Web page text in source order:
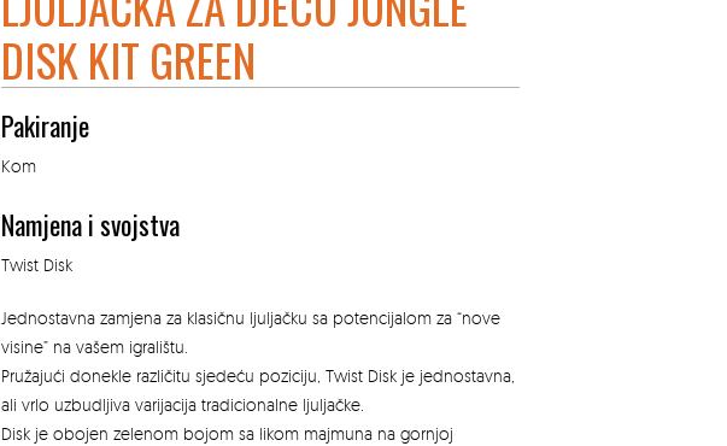
DISK KIT GREEN
Pakiranje
Kom
Namjena i svojstva
Twist Disk
Jednostavna zamjena za klasičnu ljuljačku sa potencijalom za “nove
visine” na vašem igralištu.
Pružajući donekle različitu sjedeću poziciju, Twist Disk je jednostavna,
ali vrlo uzbudljiva varijacija tradicionalne ljuljačke.
Disk je obojen zelenom bojom sa likom majmuna na gornjoj